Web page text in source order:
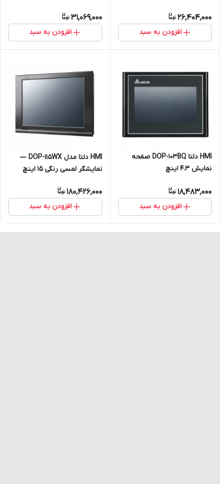
26,404,000
افزودن به سبد
31,069,000
افزودن به سبد
HMI دلتا DOP-103BQ صفحه
نمایش 4.3 اینچ
18,483,000
افزودن به سبد
HMI دلتا مدل DOP-115WX —
نمایشگر لمسی رنگی ۱۵ اینچ
180,426,000
افزودن به سبد